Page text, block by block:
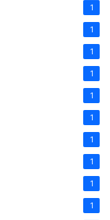
1
1
1
1
1
1
1
1
1
1